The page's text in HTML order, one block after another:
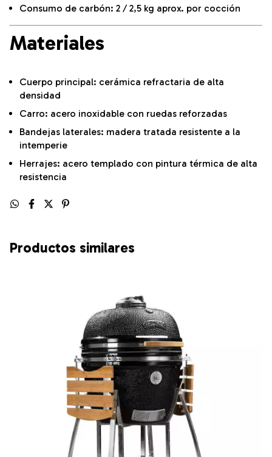
Consumo de carbón: 2 / 2,5 kg aprox. por cocción
Materiales
Cuerpo principal: cerámica refractaria de alta
densidad
Carro: acero inoxidable con ruedas reforzadas
Bandejas laterales: madera tratada resistente a la
intemperie
Herrajes: acero templado con pintura térmica de alta
resistencia
Productos similares